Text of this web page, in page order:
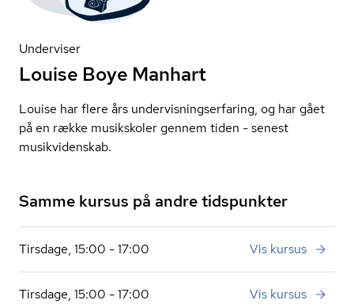
Underviser
Louise Boye Manhart
Louise har flere års un­der­vis­ning­ser­fa­ring, og har gået
på en række musikskoler gennem tiden - senest
musikvidenskab.
Samme kursus på andre tidspunkter
Tirsdage, 15:00 - 17:00 Vis kursus
Tirsdage, 15:00 - 17:00 Vis kursus